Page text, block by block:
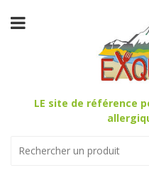
LE site de référence